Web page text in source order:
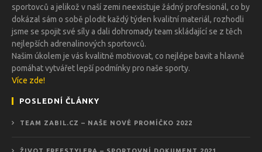
sportovců a jelikož v naší zemi neexistuje žádný profesionál, co by
dokázal sám o sobě plodit každý týden kvalitní materiál, rozhodli
jsme se spojit své síly a dali dohromady team skládající se z těch
nejlepších adrenalinových sportovců.
Našim úkolem je vás kvalitně motivovat, co nejlépe bavit a hlavně
pomáhat vytvářet lepší podmínky pro naše sporty.
Více zde!
POSLEDNÍ ČLÁNKY
TEAM ZABIL.CZ – NAŠE NOVÉ PROMÍČKO 2022